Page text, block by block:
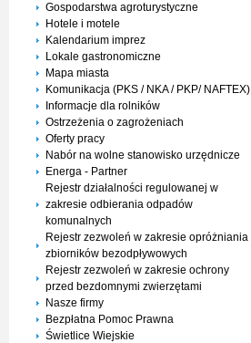
Gospodarstwa agroturystyczne
Hotele i motele
Kalendarium imprez
Lokale gastronomiczne
Mapa miasta
Komunikacja (PKS / NKA / PKP/ NAFTEX)
Informacje dla rolników
Ostrzeżenia o zagrożeniach
Oferty pracy
Nabór na wolne stanowisko urzędnicze
Energa - Partner
Rejestr działalności regulowanej w
zakresie odbierania odpadów
komunalnych
Rejestr zezwoleń w zakresie opróżniania
zbiorników bezodpływowych
Rejestr zezwoleń w zakresie ochrony
przed bezdomnymi zwierzętami
Nasze firmy
Bezpłatna Pomoc Prawna
Świetlice Wiejskie